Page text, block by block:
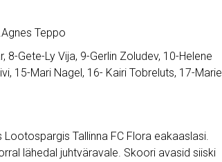
Teppo
8-Gete-Ly Vija, 9-Gerlin Zoludev, 10-Helene
15-Mari Nagel, 16- Kairi Tobreluts, 17-Marie
Tallinna FC Flora eakaaslasi.
lähedal juhtväravale. Skoori avasid siiski